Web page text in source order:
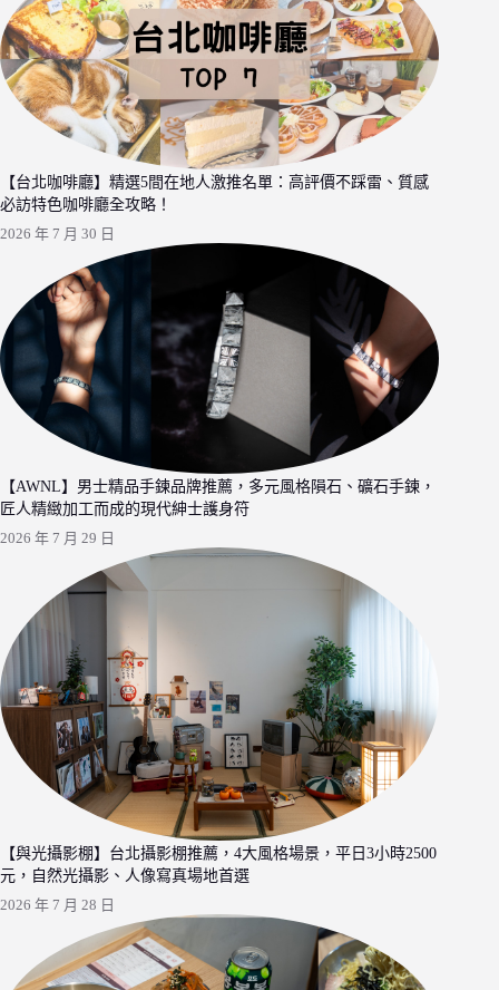
【台北咖啡廳】精選5間在地人激推名單：高評價不踩雷、質感
必訪特色咖啡廳全攻略！
2026 年 7 月 30 日
【AWNL】男士精品手鍊品牌推薦，多元風格隕石、礦石手鍊，
匠人精緻加工而成的現代紳士護身符
2026 年 7 月 29 日
【與光攝影棚】台北攝影棚推薦，4大風格場景，平日3小時2500
元，自然光攝影、人像寫真場地首選
2026 年 7 月 28 日